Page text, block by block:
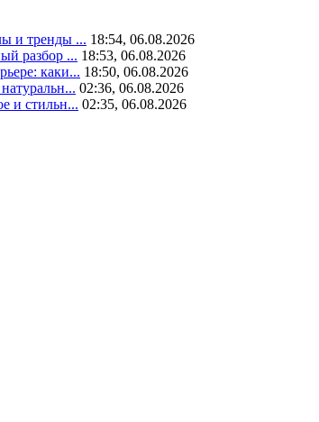
и тренды ... 18:54, 06.08.2026
разбор ... 18:53, 06.08.2026
каки... 18:50, 06.08.2026
02:36, 06.08.2026
и стильн... 02:35, 06.08.2026